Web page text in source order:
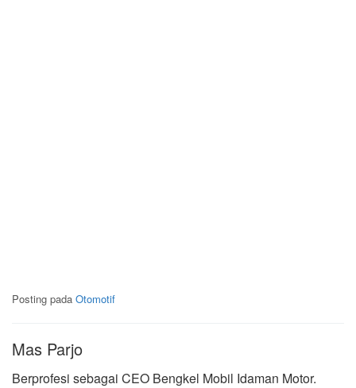
Posting pada Otomotif
Mas Parjo
Berprofesi sebagai CEO Bengkel Mobil Idaman Motor.